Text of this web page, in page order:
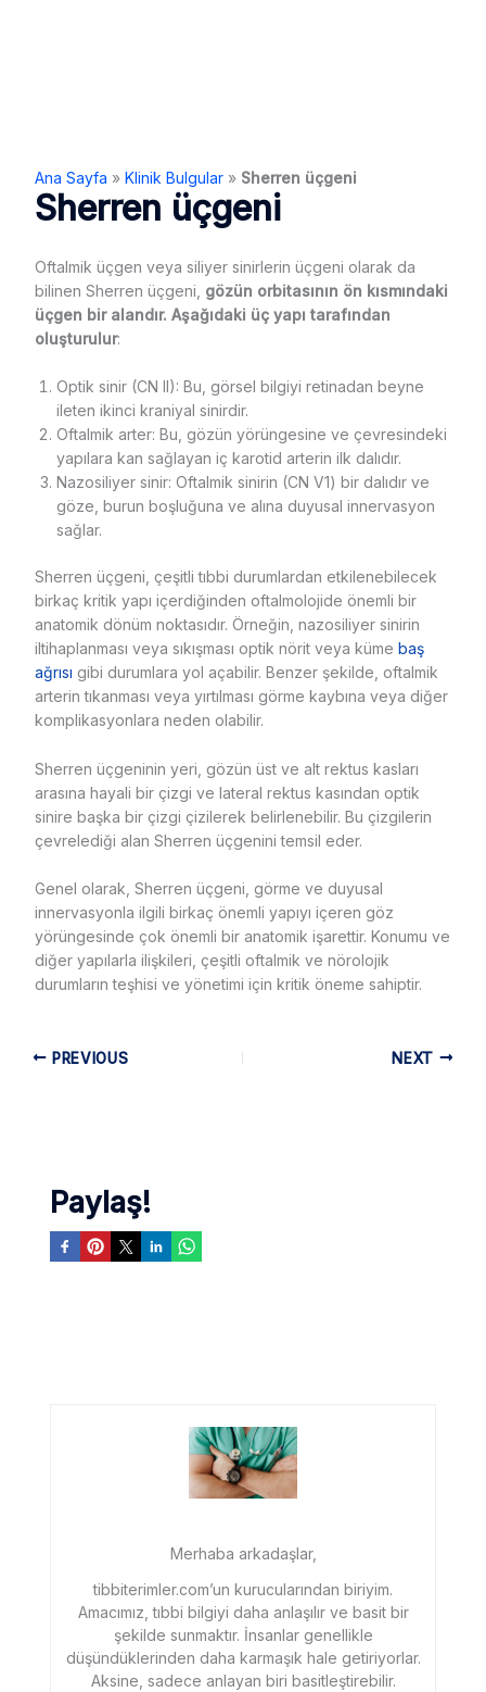
Ana Sayfa » Klinik Bulgular» Sherren üçgeni
Sherren üçgeni
Oftalmik üçgen veya siliyer sinirlerin üçgeni olarak da
bilinen Sherren üçgeni, gözün orbitasının ön kısmındaki
üçgen bir alandır. Aşağıdaki üç yapı tarafından
oluşturulur:
Optik sinir (CN II): Bu, görsel bilgiyi retinadan beyne
ileten ikinci kraniyal sinirdir.
Oftalmik arter: Bu, gözün yörüngesine ve çevresindeki
yapılara kan sağlayan iç karotid arterin ilk dalıdır.
Nazosiliyer sinir: Oftalmik sinirin (CN V1) bir dalıdır ve
göze, burun boşluğuna ve alına duyusal innervasyon
sağlar.
Sherren üçgeni, çeşitli tıbbi durumlardan etkilenebilecek
birkaç kritik yapı içerdiğinden oftalmolojide önemli bir
anatomik dönüm noktasıdır. Örneğin, nazosiliyer sinirin
iltihaplanması veya sıkışması optik nörit veya küme baş
ağrısı gibi durumlara yol açabilir. Benzer şekilde, oftalmik
arterin tıkanması veya yırtılması görme kaybına veya diğer
komplikasyonlara neden olabilir.
Sherren üçgeninin yeri, gözün üst ve alt rektus kasları
arasına hayali bir çizgi ve lateral rektus kasından optik
sinire başka bir çizgi çizilerek belirlenebilir. Bu çizgilerin
çevrelediği alan Sherren üçgenini temsil eder.
Genel olarak, Sherren üçgeni, görme ve duyusal
innervasyonla ilgili birkaç önemli yapıyı içeren göz
yörüngesinde çok önemli bir anatomik işarettir. Konumu ve
diğer yapılarla ilişkileri, çeşitli oftalmik ve nörolojik
durumların teşhisi ve yönetimi için kritik öneme sahiptir.
PREVIOUS NEXT
Paylaş!
Merhaba arkadaşlar,
tibbiterimler.com’un kurucularından biriyim.
Amacımız, tıbbi bilgiyi daha anlaşılır ve basit bir
şekilde sunmaktır. İnsanlar genellikle
düşündüklerinden daha karmaşık hale getiriyorlar.
Aksine, sadece anlayan biri basitleştirebilir.